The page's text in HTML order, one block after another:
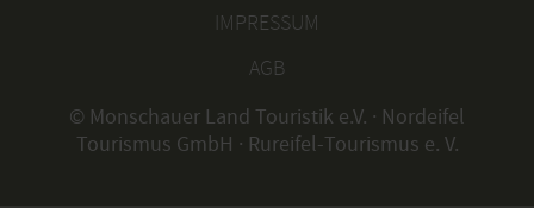
IMPRESSUM
AGB
© Monschauer Land Touristik e.V. · Nordeifel
Tourismus GmbH · Rureifel-Tourismus e. V.